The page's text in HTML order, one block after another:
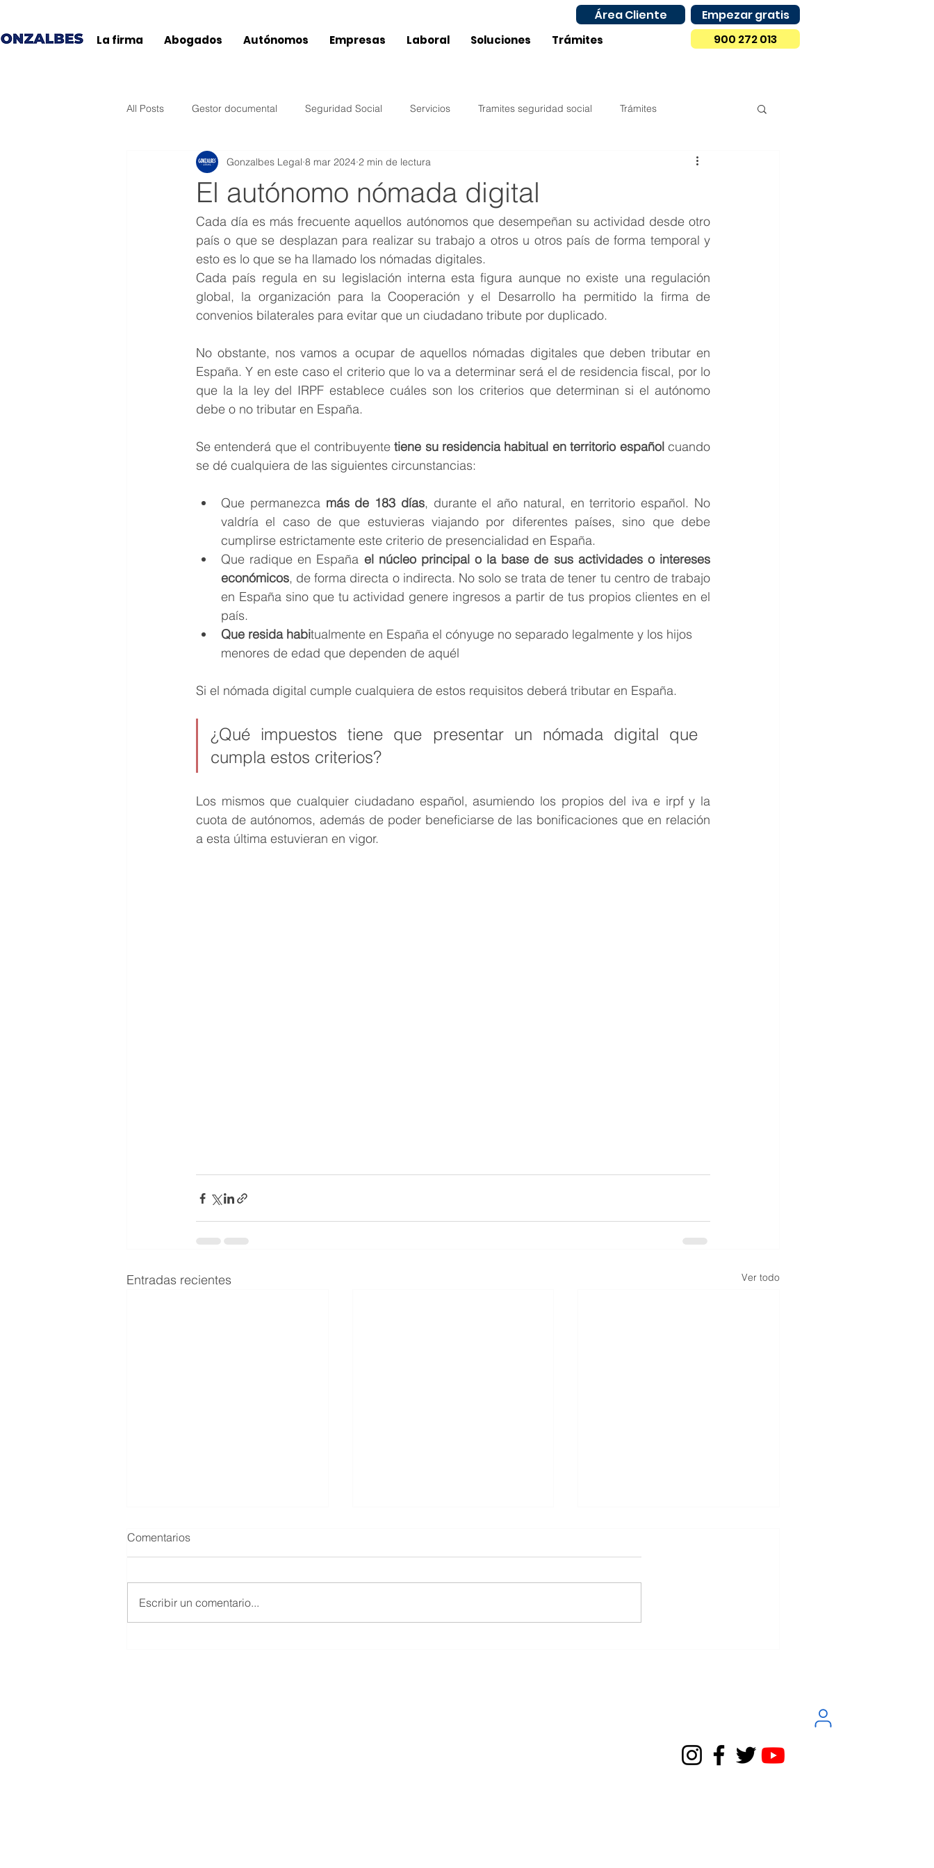
Área Cliente
La firma Abogados Autónomos Empresas Laboral Soluciones Trámites
Empezar gratis
900 272 013
All Posts Gestor documental Seguridad Social Servicios Tramites seguridad social Trámites
Agencia Tributaria Ticketbai Impuestos Compras Madrid
General Andalucía Castilla La Mancha Laboral Inicio actividad Castilla y León
Extremadura País Vasco Murcia Aragón Subvenciones / Ayudas Laboral
El autónomo nómada digital
Gonzalbes Legal 8 mar 2024 2 min de lectura
Cada día es más frecuente aquellos autónomos que desempeñan su actividad desde otro
país o que se desplazan para realizar su trabajo a otros u otros país de forma temporal y
esto es lo que se ha llamado los nómadas digitales.
Cada país regula en su legislación interna esta figura aunque no existe una regulación
global, la organización para la Cooperación y el Desarrollo ha permitido la firma de
convenios bilaterales para evitar que un ciudadano tribute por duplicado.
No obstante, nos vamos a ocupar de aquellos nómadas digitales que deben tributar en
España. Y en este caso el criterio que lo va a determinar será el de residencia fiscal, por lo
que la la ley del IRPF establece cuáles son los criterios que determinan si el autónomo
debe o no tributar en España.
Se entenderá que el contribuyente tiene su residencia habitual en territorio español cuando
se dé cualquiera de las siguientes circunstancias:
Que permanezca más de 183 días, durante el año natural, en territorio español. No
valdría el caso de que estuvieras viajando por diferentes países, sino que debe
cumplirse estrictamente este criterio de presencialidad en España.
Que radique en España el núcleo principal o la base de sus actividades o intereses
económicos, de forma directa o indirecta. No solo se trata de tener tu centro de trabajo
en España sino que tu actividad genere ingresos a partir de tus propios clientes en el
país.
Que resida habitualmente en España el cónyuge no separado legalmente y los hijos
menores de edad que dependen de aquél
Si el nómada digital cumple cualquiera de estos requisitos deberá tributar en España.
¿Qué impuestos tiene que presentar un nómada digital que
cumpla estos criterios?
Los mismos que cualquier ciudadano español, asumiendo los propios del iva e irpf y la
cuota de autónomos, además de poder beneficiarse de las bonificaciones que en relación
a esta última estuvieran en vigor.
Entradas recientes Ver todo
Comentarios
Escribir un comentario...